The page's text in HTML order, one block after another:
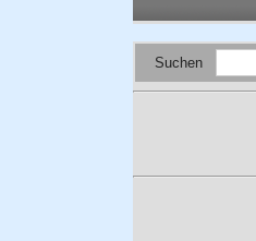
Suchen